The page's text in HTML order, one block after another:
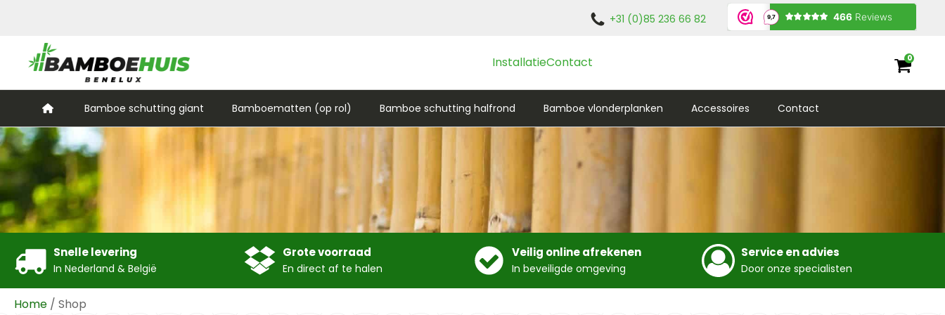
+31 (0)85 236 66 82
InstallatieContact 0
Bamboe schutting giant Bamboematten (op rol) Bamboe schutting halfrond Bamboe vlonderplanken Accessoires Contact
Snelle levering
In Nederland & België
Grote voorraad
En direct af te halen
Veilig online afrekenen
In beveiligde omgeving
Service en advies
Door onze specialisten
Home / Shop